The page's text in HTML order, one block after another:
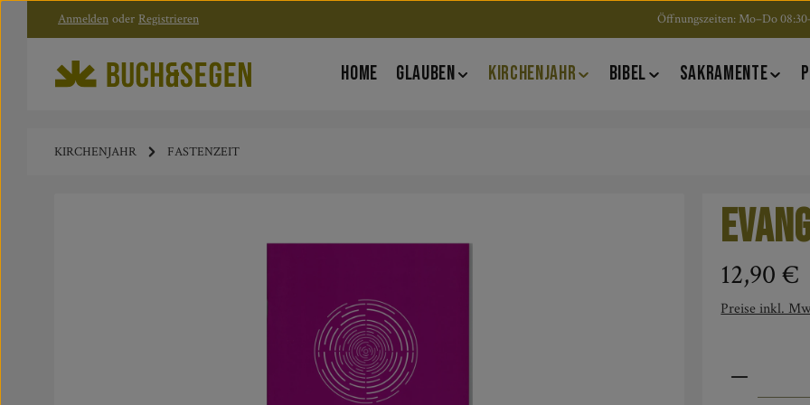
Zum Hauptinhalt springen
Zur Hauptnavigation springen
Anmelden oder Registrieren Öffnungszeiten: Mo–Do
HOME GLAUBEN KIRCHENJAHR BIBEL SAKRAMENTE
KIRCHENJAHR FASTENZEIT
Regulärer
12,90 €
Preise inkl.
Produkt